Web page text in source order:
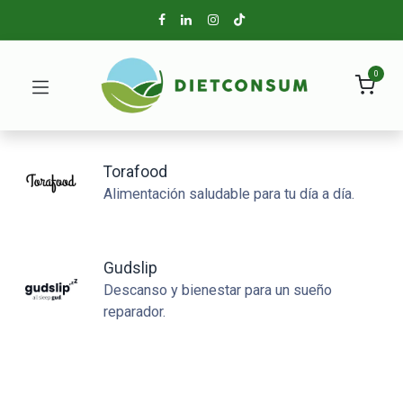
0
Torafood
Alimentación saludable para tu día a día.
Gudslip
Descanso y bienestar para un sueño
reparador.